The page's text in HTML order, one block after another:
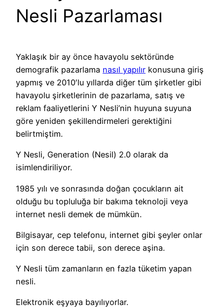
Nesli Pazarlaması
Yaklaşık bir ay önce havayolu sektöründe
demografik pazarlama nasıl yapılır konusuna giriş
yapmış ve 2010′lu yıllarda diğer tüm şirketler gibi
havayolu şirketlerinin de pazarlama, satış ve
reklam faaliyetlerini Y Nesli’nin huyuna suyuna
göre yeniden şekillendirmeleri gerektiğini
belirtmiştim.
Y Nesli, Generation (Nesil) 2.0 olarak da
isimlendiriliyor.
1985 yılı ve sonrasında doğan çocukların ait
olduğu bu topluluğa bir bakıma teknoloji veya
internet nesli demek de mümkün.
Bilgisayar, cep telefonu, internet gibi şeyler onlar
için son derece tabii, son derece aşina.
Y Nesli tüm zamanların en fazla tüketim yapan
nesli.
Elektronik eşyaya bayılıyorlar.